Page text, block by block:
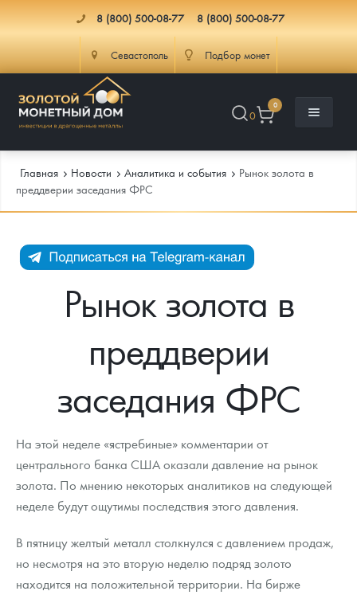
8 (800) 500-08-77 8 (800) 500-08-77
Севастополь Подбор монет
0
0
Каталог Монет
Инвестиционные монеты
Памятные монеты России и СССР
Монеты Царской России
Монеты стран мира после 1950г
Георгий Победоносец
Золотой червонец Сеятель
Золотые слитки
Аксессуары
Гарри Поттер
Год Лошади
Инфо
Как сделать заказ
Выкуп монет
Выкуп серебряных монет
Вопрос - ответ
Памятка для работы с монетами из драгметаллов
Условия возврата
Монеты
Информация
Распродажа монет и жетонов
Аналитика и события
Итоги 2025 года. Прогноз курсов золота, серебра, платины на
2026 год
Cтатьи
Георгий Победоносец - динамика цен
Котировки
Курс золота и серебра
Лом выкуп
Скупка слитков
Контакты
О нас
Наши преимущества
Письмо директору
Пресс-служба
Главная Новости Аналитика и события
Рынок золота в
преддверии заседания ФРС
Рынок золота в
преддверии
заседания ФРС
На этой неделе «ястребиные» комментарии от
центрального банка США оказали давление на рынок
золота. По мнению некоторых аналитиков на следующей
неделе будут ощутимы последствия этого давления.
В пятницу желтый металл столкнулся с давлением продаж,
но несмотря на это вторую неделю подряд золото
находится на положительной территории. На бирже